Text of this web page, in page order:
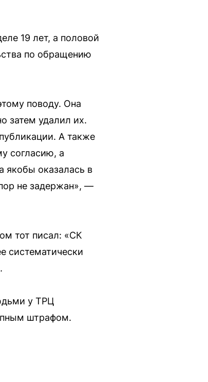
19 лет, а половой
по обращению
поводу. Она
затем удалил их.
А также
согласию, а
якобы оказалась в
не задержан», —
тот писал: «СК
систематически
у ТРЦ
штрафом.